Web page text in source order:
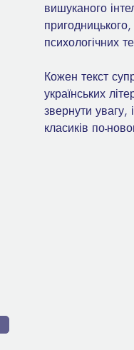
вишуканого
психологічних
Кожен текст
українських
звернути увагу,
класиків по-